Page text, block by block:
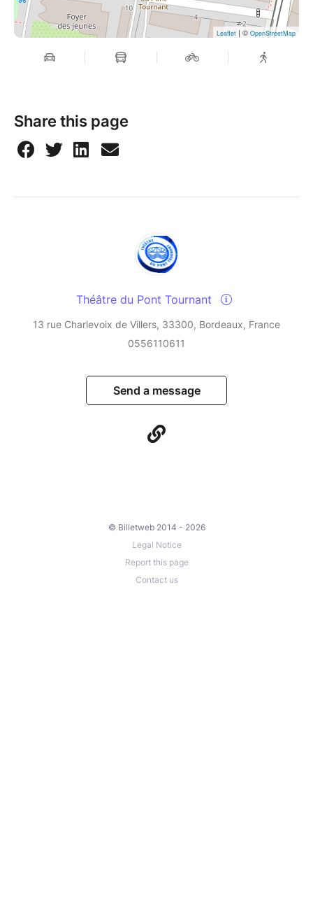
Leaflet | © OpenStreetMap
Share this page
Théâtre du Pont Tournant
13 rue Charlevoix de Villers, 33300, Bordeaux, France
0556110611
Send a message
© Billetweb 2014 - 2026
Legal Notice
Report this page
Contact us